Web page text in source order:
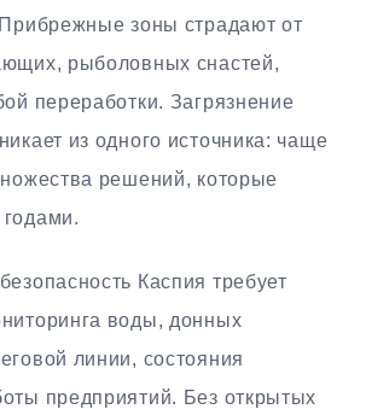
зоны страдают от
рыболовных снастей,
переработки. Загрязнение
из одного источника: чаще
решений, которые
Каспия требует
воды, донных
линии, состояния
предприятий. Без открытых